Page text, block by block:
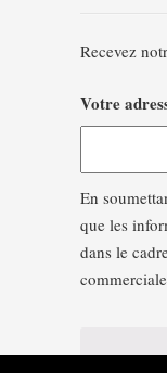
Recevez
Votre
En
que les
dans le